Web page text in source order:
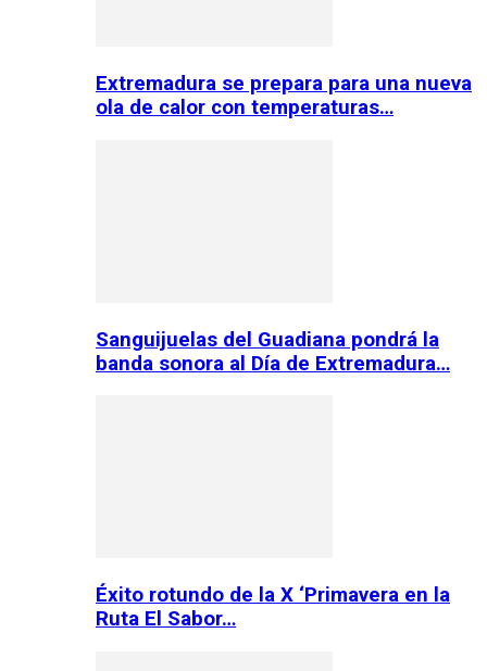
Extremadura se prepara para una nueva
ola de calor con temperaturas…
Sanguijuelas del Guadiana pondrá la
banda sonora al Día de Extremadura…
Éxito rotundo de la X ‘Primavera en la
Ruta El Sabor…